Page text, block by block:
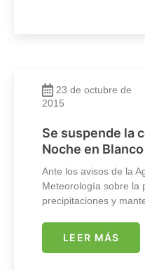
23 de octubre de
2015
Se suspende la
Noche en
Ante los avisos de la
Meteorología sobre la
precipitaciones y
LEER MÁS